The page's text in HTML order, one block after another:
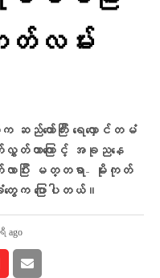
တ်လမ်း
တော်ကြီး ရေလှောင်တမံ
တ်တာကြောင့် အခု‌‌ညနေ
က်လာပြီး မတ္တရာ- မိုးကုတ်
ေက ပြောပါတယ်။
ago